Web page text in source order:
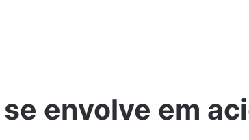
envolve em